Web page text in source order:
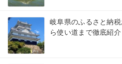
岐阜県のふるさと納
ら使い道まで徹底紹介